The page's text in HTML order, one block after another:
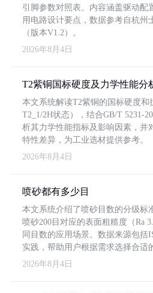
引脚参数对照表。内容涵盖驱动配
用电路设计要点，数据参考自杭州
（版本V1.2）。
2026年8月4日
T2紫铜国标硬度及力学性能分
本文系统解读T2紫铜的国标硬度和
T2_1/2H状态），结合GB/T 5231-
析其力学性能指标及影响因素，并
特性差异，为工业选材提供参考。
2026年8月4日
喷砂都有多少目
本文系统介绍了喷砂目数的分级标
喷砂200目对应的表面粗糙度（Ra
同目数的应用场景。数据来源包括
实践，帮助用户根据需求选择合适
2026年8月4日